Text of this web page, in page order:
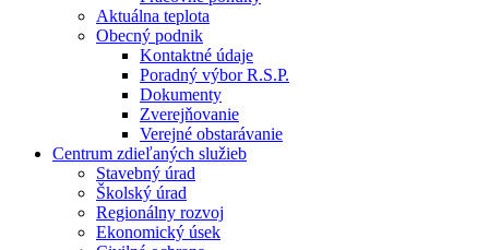
Aktuálna teplota
Obecný podnik
Kontaktné údaje
Poradný výbor R.S.P.
Dokumenty
Zverejňovanie
Verejné obstarávanie
Centrum zdieľaných služieb
Stavebný úrad
Školský úrad
Regionálny rozvoj
Ekonomický úsek